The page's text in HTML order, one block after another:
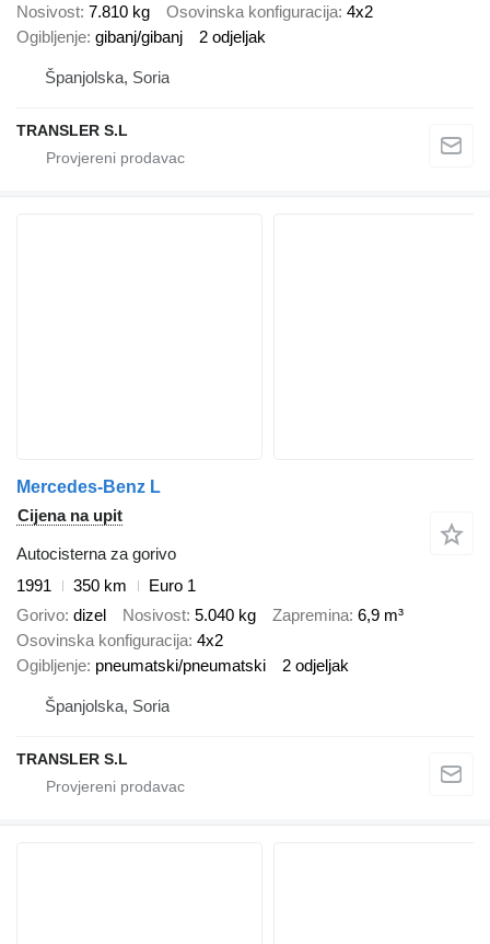
Nosivost 7.810 kg Osovinska konfiguracija 4x2
Ogibljenje gibanj/gibanj 2 odjeljak
Španjolska, Soria
TRANSLER S.L
Mercedes-Benz L
Cijena na upit
Autocisterna za gorivo
1991
350 km
Euro 1
Gorivo dizel Nosivost 5.040 kg Zapremina 6,9 m³
Osovinska konfiguracija 4x2
Ogibljenje pneumatski/pneumatski 2 odjeljak
Španjolska, Soria
TRANSLER S.L